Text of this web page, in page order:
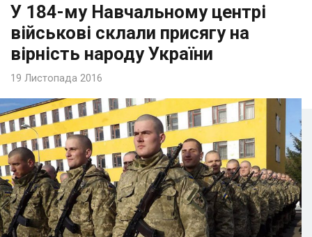
У 184-му Навчальному центрі
військові склали присягу на
вірність народу України
19 Листопада 2016